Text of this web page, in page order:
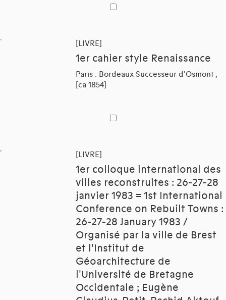
[LIVRE]
1er cahier style Renaissance
Paris : Bordeaux Successeur d'Osmont ,
[ca 1854]
[LIVRE]
1er colloque international des
villes reconstruites : 26-27-28
janvier 1983 = 1st International
Conference on Rebuilt Towns :
26-27-28 January 1983 /
Organisé par la ville de Brest
et l'Institut de
Géoarchitecture de
l'Université de Bretagne
Occidentale ; Eugène